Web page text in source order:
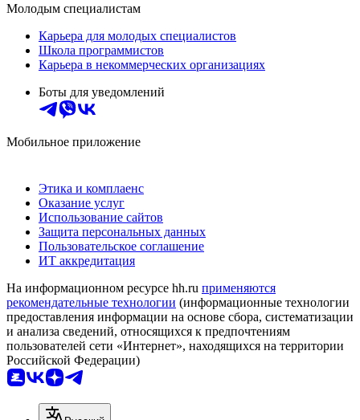
Молодым специалистам
Карьера для молодых специалистов
Школа программистов
Карьера в некоммерческих организациях
Боты для уведомлений
Мобильное приложение
Этика и комплаенс
Оказание услуг
Использование сайтов
Защита персональных данных
Пользовательское соглашение
ИТ аккредитация
На информационном ресурсе hh.ru применяются
рекомендательные технологии (информационные технологии
предоставления информации на основе сбора, систематизации
и анализа сведений, относящихся к предпочтениям
пользователей сети «Интернет», находящихся на территории
Российской Федерации)